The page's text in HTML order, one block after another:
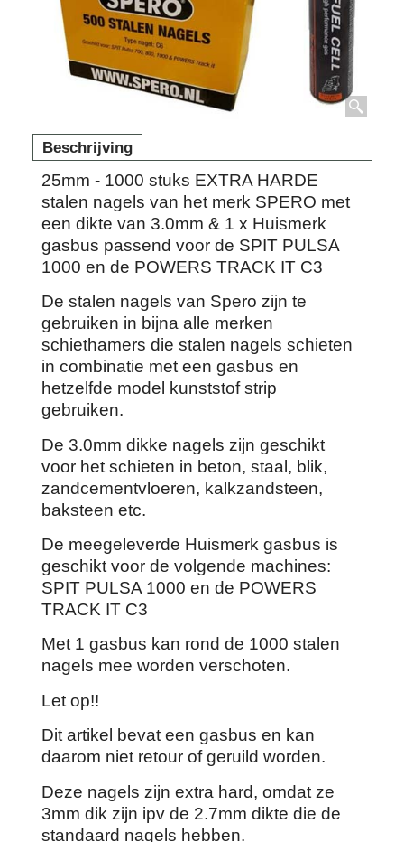
Beschrijving
25mm - 1000 stuks EXTRA HARDE
stalen nagels van het merk SPERO met
een dikte van 3.0mm & 1 x Huismerk
gasbus passend voor de SPIT PULSA
1000 en de POWERS TRACK IT C3
De stalen nagels van Spero zijn te
gebruiken in bijna alle merken
schiethamers die stalen nagels schieten
in combinatie met een gasbus en
hetzelfde model kunststof strip
gebruiken.
De 3.0mm dikke nagels zijn geschikt
voor het schieten in beton, staal, blik,
zandcementvloeren, kalkzandsteen,
baksteen etc.
De meegeleverde Huismerk gasbus is
geschikt voor de volgende machines:
SPIT PULSA 1000 en de POWERS
TRACK IT C3
Met 1 gasbus kan rond de 1000 stalen
nagels mee worden verschoten.
Let op!!
Dit artikel bevat een gasbus en kan
daarom niet retour of geruild worden.
Deze nagels zijn extra hard, omdat ze
3mm dik zijn ipv de 2.7mm dikte die de
standaard nagels hebben.